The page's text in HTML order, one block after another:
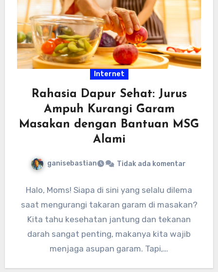
Internet
Rahasia Dapur Sehat: Jurus
Ampuh Kurangi Garam
Masakan dengan Bantuan MSG
Alami
ganisebastian Tidak ada komentar
Halo, Moms! Siapa di sini yang selalu dilema
saat mengurangi takaran garam di masakan?
Kita tahu kesehatan jantung dan tekanan
darah sangat penting, makanya kita wajib
menjaga asupan garam. Tapi,…